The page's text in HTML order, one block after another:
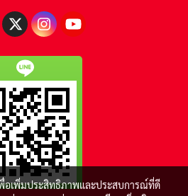
พื่อเพิ่มประสิทธิภาพและประสบการณ์ที่ดี